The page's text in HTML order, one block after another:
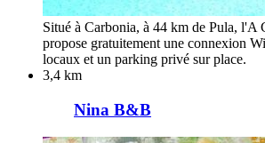
Situé à Carbonia, à 44 km de Pula,
propose gratuitement une connexion
locaux et un parking privé sur place.
3,4 km
Nina B&B